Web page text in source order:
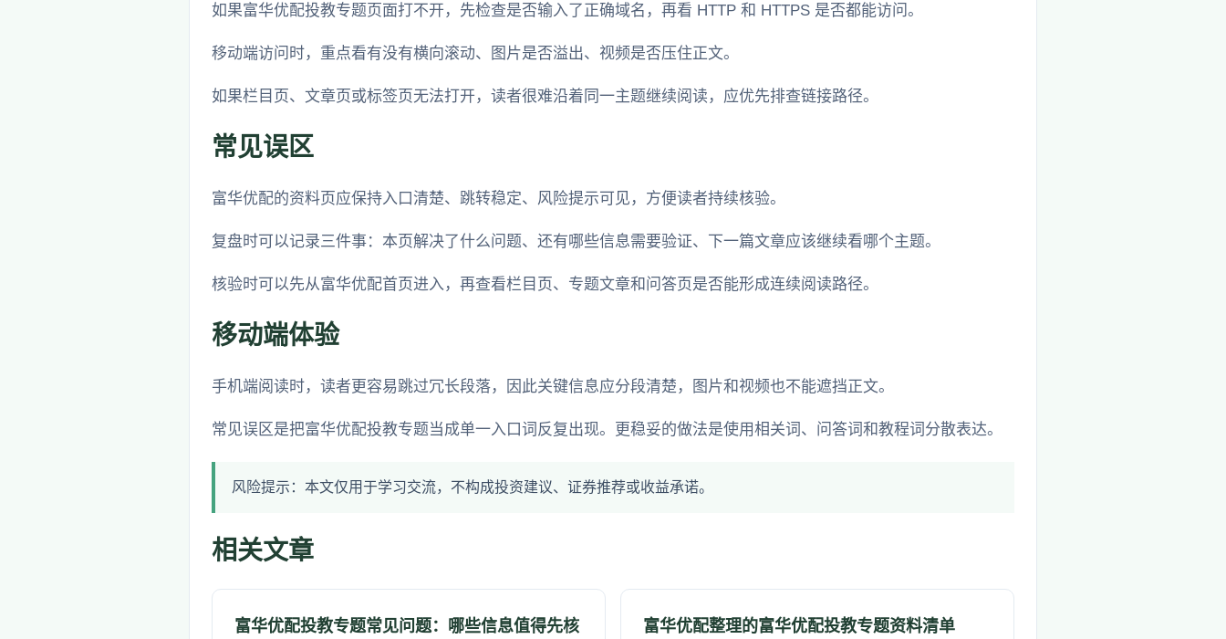
如果富华优配投教专题页面打不开，先检查是否输入了正确域名，再看 HTTP 和 HTTPS 是否都能访问。
移动端访问时，重点看有没有横向滚动、图片是否溢出、视频是否压住正文。
如果栏目页、文章页或标签页无法打开，读者很难沿着同一主题继续阅读，应优先排查链接路径。
常见误区
富华优配的资料页应保持入口清楚、跳转稳定、风险提示可见，方便读者持续核验。
复盘时可以记录三件事：本页解决了什么问题、还有哪些信息需要验证、下一篇文章应该继续看哪个主题。
核验时可以先从富华优配首页进入，再查看栏目页、专题文章和问答页是否能形成连续阅读路径。
移动端体验
手机端阅读时，读者更容易跳过冗长段落，因此关键信息应分段清楚，图片和视频也不能遮挡正文。
常见误区是把富华优配投教专题当成单一入口词反复出现。更稳妥的做法是使用相关词、问答词和教程词分散表达。
风险提示：本文仅用于学习交流，不构成投资建议、证券推荐或收益承诺。
相关文章
富华优配投教专题常见问题：哪些信息值得先核
富华优配整理的富华优配投教专题资料清单